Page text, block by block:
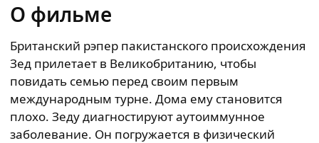
О фильме
Британский рэпер пакистанского происхождения
Зед прилетает в Великобританию, чтобы
повидать семью перед своим первым
международным турне. Дома ему становится
плохо. Зеду диагностируют аутоиммунное
заболевание. Он погружается в физический